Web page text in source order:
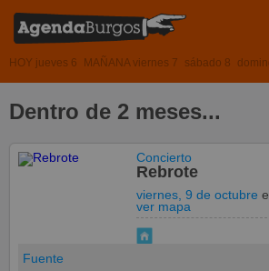
HOY jueves 6 MAÑANA viernes 7 sábado 8
Dentro de 2 meses...
Concierto
Rebrote
viernes, 9 de octubre
ver mapa
Fuente